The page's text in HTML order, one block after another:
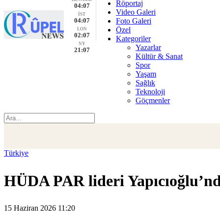
04:07
İST
04:07
LON
02:07
NY
21:07
Röportaj
Video Galeri
Foto Galeri
Özel
Kategoriler
Yazarlar
Kültür & Sanat
Spor
Yaşam
Sağlık
Teknoloji
Göçmenler
Türkiye
HÜDA PAR lideri
15 Haziran 2026 11:20